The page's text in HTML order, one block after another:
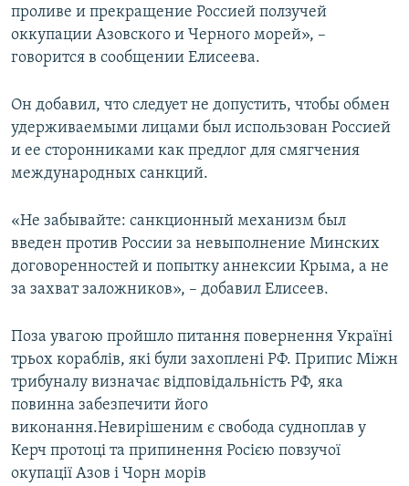
проливе и прекращение Россией ползучей
оккупации Азовского и Черного морей», –
говорится в сообщении Елисеева.
Он добавил, что следует не допустить, чтобы обмен
удерживаемыми лицами был использован Россией
и ее сторонниками как предлог для смягчения
международных санкций.
«Не забывайте: санкционный механизм был
введен против России за невыполнение Минских
договоренностей и попытку аннексии Крыма, а не
за захват заложников», – добавил Елисеев.
Поза увагою пройшло питання повернення Україні
трьох кораблів, які були захоплені РФ. Припис Міжн
трибуналу визначає відповідальність РФ, яка
повинна забезпечити його
виконання.Невирішеним є свобода судноплав у
Керч протоці та припинення Росією повзучої
окупації Азов і Чорн морів